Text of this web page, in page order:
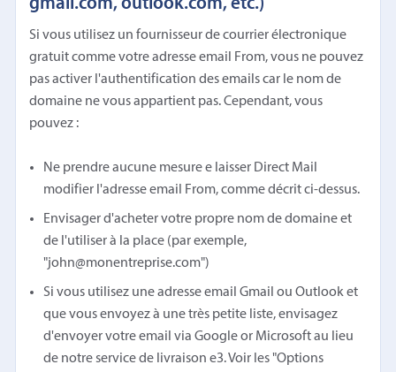
gmail.com, outlook.com, etc.)
Si vous utilisez un fournisseur de courrier électronique
gratuit comme votre adresse email From, vous ne pouvez
pas activer l'authentification des emails car le nom de
domaine ne vous appartient pas. Cependant, vous
pouvez :
Ne prendre aucune mesure e laisser Direct Mail
modifier l'adresse email From, comme décrit ci-dessus.
Envisager d'acheter votre propre nom de domaine et
de l'utiliser à la place (par exemple,
"john@monentreprise.com")
Si vous utilisez une adresse email Gmail ou Outlook et
que vous envoyez à une très petite liste, envisagez
d'envoyer votre email via Google or Microsoft au lieu
de notre service de livraison e3. Voir les "Options